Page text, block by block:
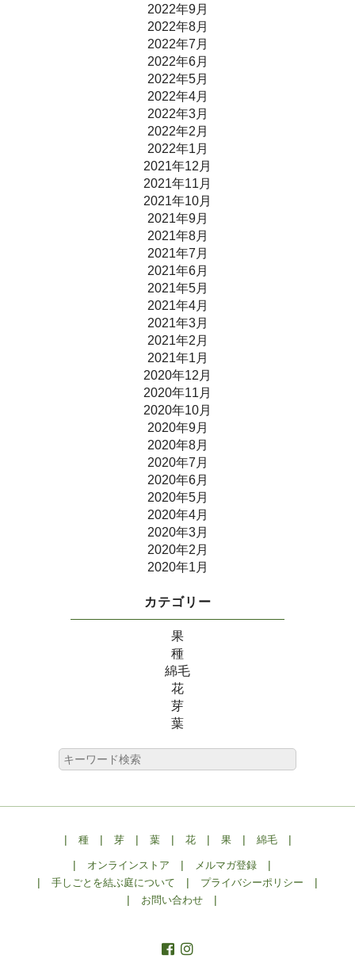
2022年9月
2022年8月
2022年7月
2022年6月
2022年5月
2022年4月
2022年3月
2022年2月
2022年1月
2021年12月
2021年11月
2021年10月
2021年9月
2021年8月
2021年7月
2021年6月
2021年5月
2021年4月
2021年3月
2021年2月
2021年1月
2020年12月
2020年11月
2020年10月
2020年9月
2020年8月
2020年7月
2020年6月
2020年5月
2020年4月
2020年3月
2020年2月
2020年1月
カテゴリー
果
種
綿毛
花
芽
葉
| 種| 芽| 葉| 花| 果| 綿毛|
| オンラインストア | メルマガ登録 |
| 手しごとを結ぶ庭について | プライバシーポリシー |
| お問い合わせ |